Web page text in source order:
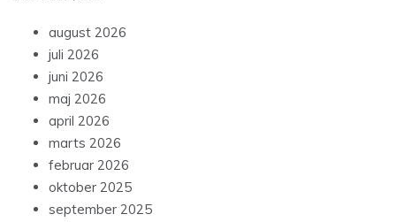
august 2026
juli 2026
juni 2026
maj 2026
april 2026
marts 2026
februar 2026
oktober 2025
september 2025